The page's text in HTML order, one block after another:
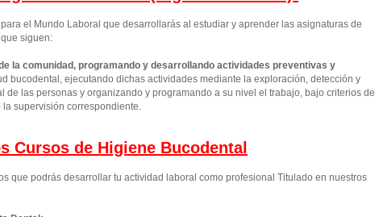
el Mundo Laboral que desarrollarás al estudiar y aprender las asignaturas de
siguen:
la comunidad, programando y desarrollando actividades preventivas y
bucodental, ejecutando dichas actividades mediante la exploración, detección y
las personas y organizando y programando a su nivel el trabajo, bajo criterios de
supervisión correspondiente.
Cursos de Higiene Bucodental
que podrás desarrollar tu actividad laboral como profesional Titulado en nuestros